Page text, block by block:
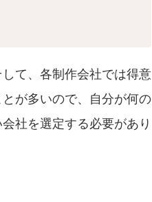
て、各制作会社では得意
が多いので、自分が何の
社を選定する必要があり